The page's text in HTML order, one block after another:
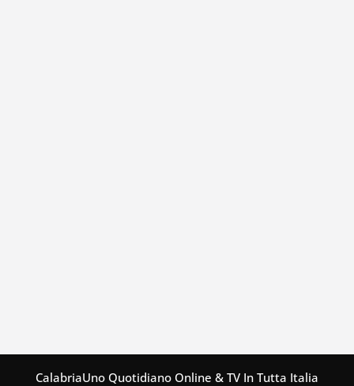
CalabriaUno Quotidiano Online & TV In Tutta Italia